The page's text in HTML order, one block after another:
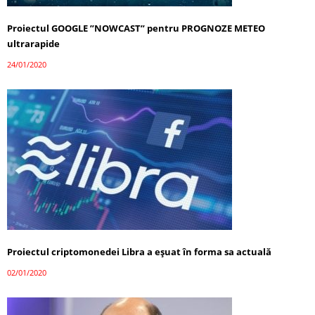
Proiectul GOOGLE ”NOWCAST” pentru PROGNOZE METEO
ultrarapide
24/01/2020
Proiectul criptomonedei Libra a eşuat în forma sa actuală
02/01/2020